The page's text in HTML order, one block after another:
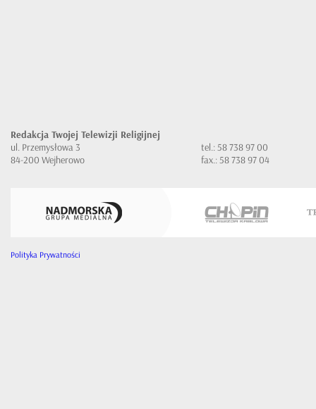
Redakcja Twojej Telewizji Religijnej
ul. Przemysłowa 3
84-200 Wejherowo
tel.: 58 738 97 00
fax.: 58 738 97 04
Polityka Prywatności